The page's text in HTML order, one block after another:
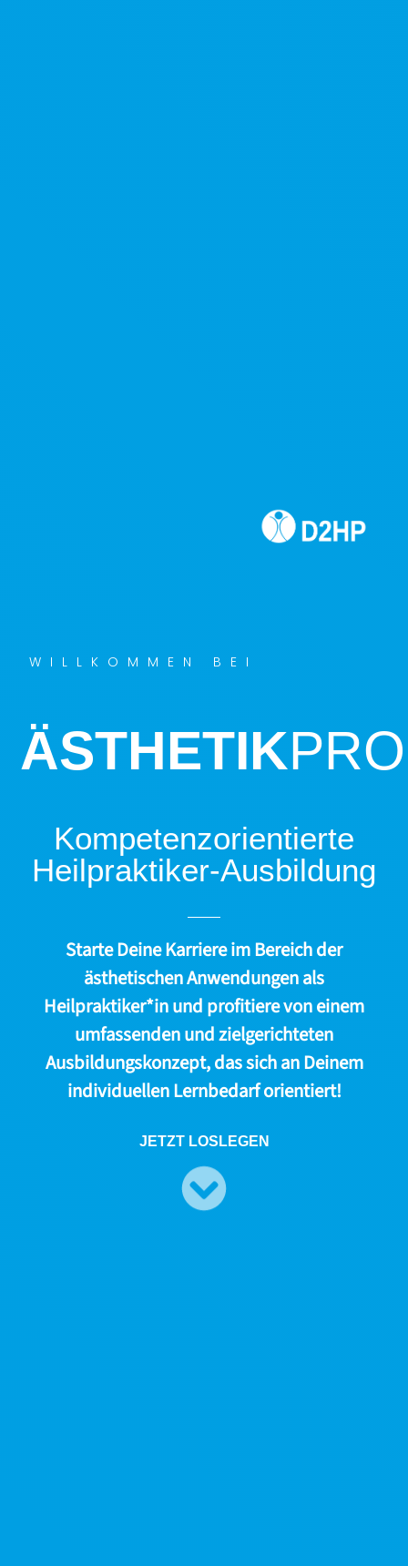
WILLKOMMEN BEI
ÄSTHETIKPRO
Kompetenzorientierte
Heilpraktiker-Ausbildung
Starte Deine Karriere im Bereich der
ästhetischen Anwendungen als
Heilpraktiker*in und profitiere von einem
umfassenden und zielgerichteten
Ausbildungskonzept, das sich an Deinem
individuellen Lernbedarf orientiert!
JETZT LOSLEGEN